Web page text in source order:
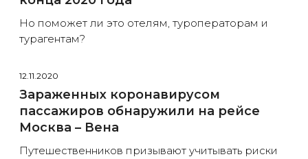
Но поможет ли это отелям, туроператорам и
турагентам?
12.11.2020
Зараженных коронавирусом
пассажиров обнаружили на рейсе
Москва – Вена
Путешественников призывают учитывать риски